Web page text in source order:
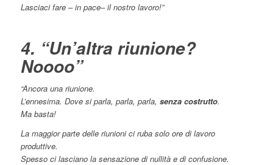
Lasciaci fare – in pace– il nostro lavoro!”
4. “Un’altra riunione?
Noooo”
“Ancora una riunione.
L’ennesima. Dove si parla, parla, parla, senza costrutto.
Ma basta!
La maggior parte delle riunioni ci ruba solo ore di lavoro
produttive.
Spesso ci lasciano la sensazione di nullità e di confusione.